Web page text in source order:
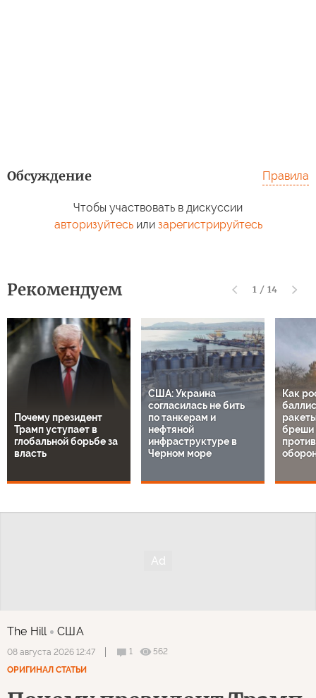
Обсуждение Правила
Чтобы участвовать в дискуссии
авторизуйтесьили зарегистрируйтесь
Рекомендуем 1 / 14
Почему президент
Трамп уступает в
глобальной борьбе за
власть
США: Украина
согласилась не бить
по танкерам и
нефтяной
инфраструктуре в
Черном море
Как
бреши
The Hill США
08 августа 2026 12:47 1
562
ОРИГИНАЛ СТАТЬИ